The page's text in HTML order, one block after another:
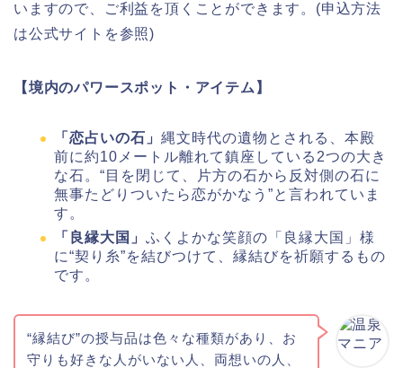
いますので、ご利益を頂くことができます。(申込方法
は公式サイトを参照)
【境内のパワースポット・アイテム】
「恋占いの石」 縄文時代の遺物とされる、本殿
前に約10メートル離れて鎮座している2つの大き
な石。“目を閉じて、片方の石から反対側の石に
無事たどりついたら恋がかなう”と言われていま
す。
「良縁大国」 ふくよかな笑顔の「良縁大国」様
に“契り糸”を結びつけて、縁結びを祈願するもの
です。
“縁結び”の授与品は色々な種類があり、お
守りも好きな人がいない人、両想いの人、